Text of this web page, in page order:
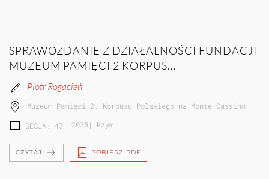
SPRAWOZDANIE Z DZIAŁALNOŚCI FUNDACJI
MUZEUM PAMIĘCI 2 KORPUS...
Piotr Rogacień
Muzeum Pamięci 2. Korpusu Polskiego na Monte Cassino
SESJA: 47 | 2025| Rzym
CZYTAJ POBIERZ PDF